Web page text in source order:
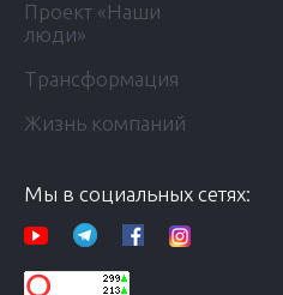
Проект «Наши
люди»
Трансформация
Жизнь компаний
Мы в социальных сетях: